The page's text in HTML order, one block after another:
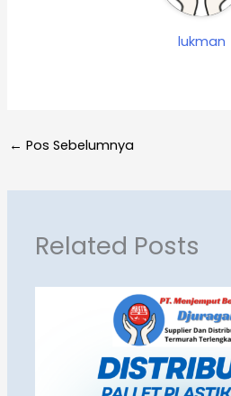
lukman
← Pos Sebelumnya
Related Posts